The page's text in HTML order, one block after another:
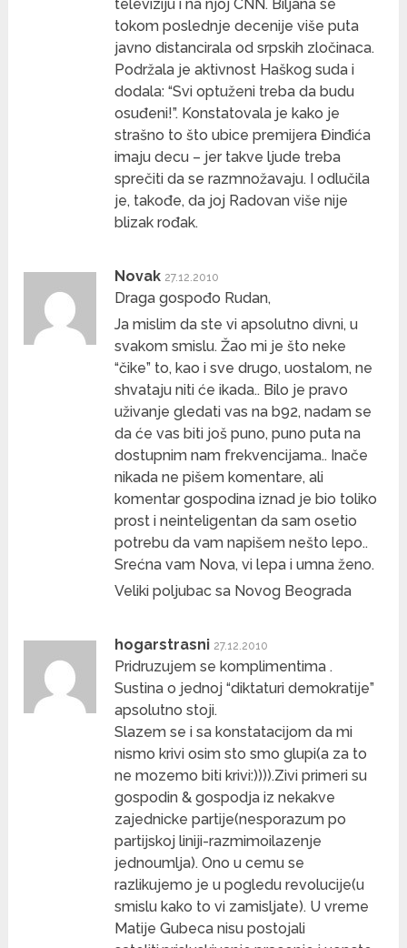
televiziju i na njoj CNN. Biljana se
tokom poslednje decenije više puta
javno distancirala od srpskih zločinaca.
Podržala je aktivnost Haškog suda i
dodala: “Svi optuženi treba da budu
osuđeni!”. Konstatovala je kako je
strašno to što ubice premijera Đinđića
imaju decu – jer takve ljude treba
sprečiti da se razmnožavaju. I odlučila
je, takođe, da joj Radovan više nije
blizak rođak.
Novak 27.12.2010
Draga gospođo Rudan,
Ja mislim da ste vi apsolutno divni, u
svakom smislu. Žao mi je što neke
“čike” to, kao i sve drugo, uostalom, ne
shvataju niti će ikada.. Bilo je pravo
uživanje gledati vas na b92, nadam se
da će vas biti još puno, puno puta na
dostupnim nam frekvencijama.. Inače
nikada ne pišem komentare, ali
komentar gospodina iznad je bio toliko
prost i neinteligentan da sam osetio
potrebu da vam napišem nešto lepo..
Srećna vam Nova, vi lepa i umna ženo.
Veliki poljubac sa Novog Beograda
hogarstrasni 27.12.2010
Pridruzujem se komplimentima .
Sustina o jednoj “diktaturi demokratije”
apsolutno stoji.
Slazem se i sa konstatacijom da mi
nismo krivi osim sto smo glupi(a za to
ne mozemo biti krivi:)))).Zivi primeri su
gospodin & gospodja iz nekakve
zajednicke partije(nesporazum po
partijskoj liniji-razmimoilazenje
jednoumlja). Ono u cemu se
razlikujemo je u pogledu revolucije(u
smislu kako to vi zamisljate). U vreme
Matije Gubeca nisu postojali